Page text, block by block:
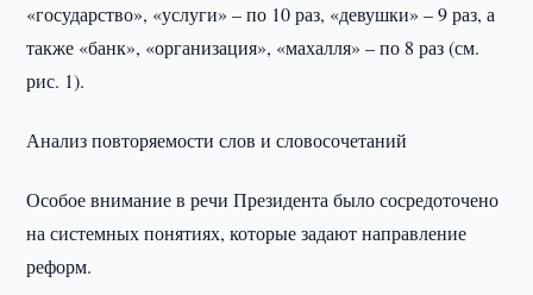
«государство», «услуги» – по 10 раз, «девушки» – 9 раз, а
также «банк», «организация», «махалля» – по 8 раз (см.
рис. 1).
Анализ повторяемости слов и словосочетаний
Особое внимание в речи Президента было сосредоточено
на системных понятиях, которые задают направление
реформ.